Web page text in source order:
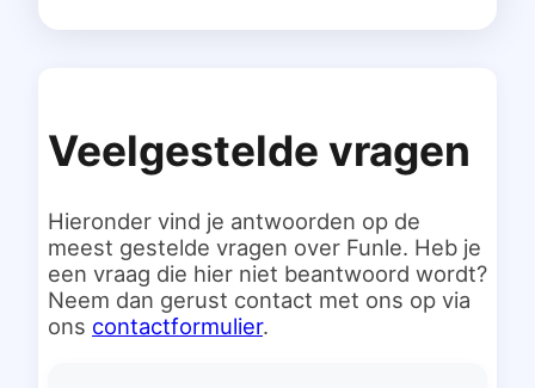
Veelgestelde vragen
Hieronder vind je antwoorden op de
meest gestelde vragen over Funle. Heb je
een vraag die hier niet beantwoord wordt?
Neem dan gerust contact met ons op via
ons contactformulier.